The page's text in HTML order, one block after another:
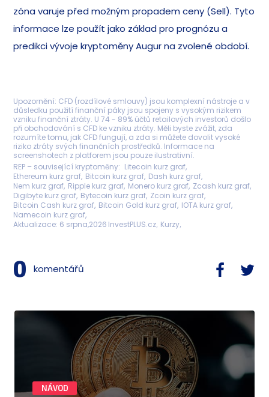
zóna varuje před možným propadem ceny (Sell). Tyto
informace lze použít jako základ pro prognózu a
predikci vývoje kryptoměny Augur na zvolené období.
Upozornění: CFD (rozdílové smlouvy) jsou komplexní nástroje a v
důsledku použití finanční páky jsou spojeny s vysokým rizikem
vzniku finanční ztráty. U 74 - 89% účtů retailových investorů došlo
při obchodování s CFD ke vzniku ztráty. Měli byste zvážit, zda
rozumíte tomu, jak CFD fungují, a zda si můžete dovolit vysoké
riziko ztráty svých finančních prostředků. Informace na
screenshotech z platforem jsou pouze ilustrativní.
REP – související kryptoměny
Litecoin kurz graf
Ethereum kurz graf Bitcoin kurz graf Dash kurz graf
Nem kurz graf Ripple kurz graf Monero kurz graf Zcash kurz graf
Digibyte kurz graf Bytecoin kurz graf Zcoin kurz graf
Bitcoin Cash kurz graf Bitcoin Gold kurz graf IOTA kurz graf
Namecoin kurz graf
Aktualizace: 6 srpna,2026 InvestPLUS.cz Kurzy
0 komentářů
NÁVOD